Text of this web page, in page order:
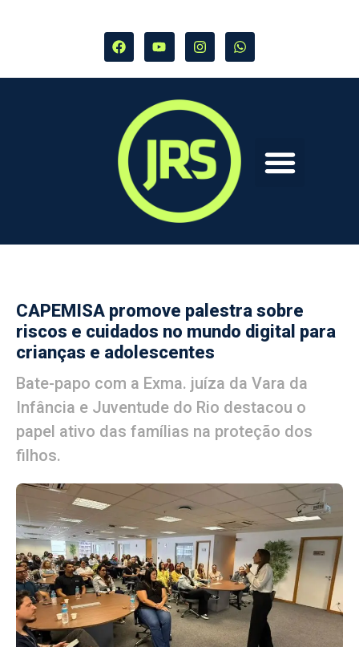
CAPEMISA promove palestra sobre
riscos e cuidados no mundo digital para
crianças e adolescentes
Bate-papo com a Exma. juíza da Vara da
Infância e Juventude do Rio destacou o
papel ativo das famílias na proteção dos
filhos.